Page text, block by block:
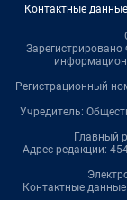
Контактные
Регистрационный
Учредитель:
Главный
Адрес редакции:
Контактные